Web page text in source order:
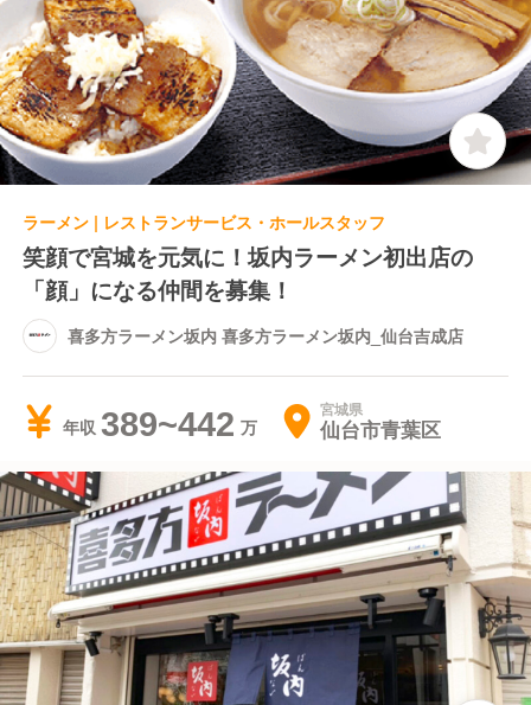
ラーメン | レストランサービス・ホールスタッフ
笑顔で宮城を元気に！坂内ラーメン初出店の
「顔」になる仲間を募集！
喜多方ラーメン坂内 喜多方ラーメン坂内_仙台吉成店
年収 389~442 宮城県
仙台市青葉区